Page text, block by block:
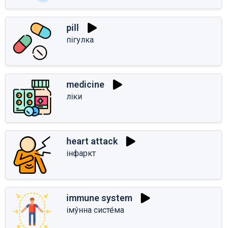
pill
пігулка
medicine
ліки
heart attack
інфаркт
immune system
іму́нна систе́ма